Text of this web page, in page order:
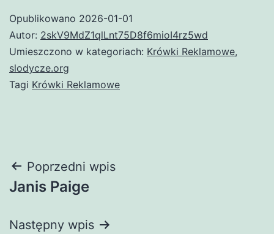
Opublikowano 2026-01-01
Autor: 2skV9MdZ1qlLnt75D8f6mioI4rz5wd
Umieszczono w kategoriach: Krówki Reklamowe,
slodycze.org
Tagi Krówki Reklamowe
Nawigacja
wpisu
Poprzedni wpis
Janis Paige
Następny wpis